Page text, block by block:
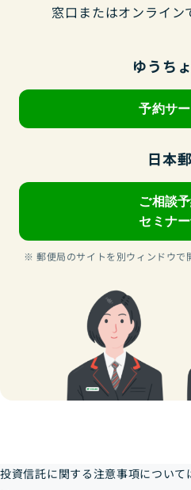
窓口またはオンライン
ゆうち
予約サ
日本
ご相談予
セミナ
郵便局のサイトを別ウィンドウで
投資信託に関する注意事項につい